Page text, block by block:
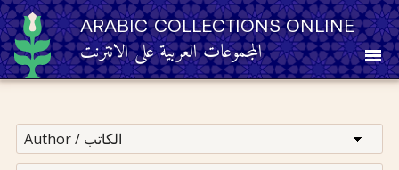
ARABIC COLLECTIONS ONLINE
المجموعات العربية على الانترنت
Other Resources